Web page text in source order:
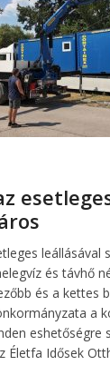
leállásával
és távhő
és a kettes
a
eshetőségre
Életfa Idősek